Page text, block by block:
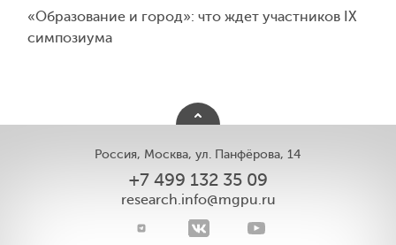
«Образование и город»: что ждет участников IX
симпозиума
Россия, Москва, ул. Панфёрова, 14
+7 499 132 35 09
research.info@mgpu.ru